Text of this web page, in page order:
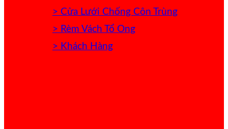
> Cửa Lưới Chống Côn Trùng
> Rèm Vách Tổ Ong
> Khách Hàng